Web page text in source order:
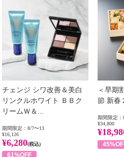
チェンジ シワ改善＆美白
リンクルホワイト ＢＢク
リームＷ＆...
期間限定：8/7〜13
¥16,126
¥6,280(税込)
61%OFF
＜早期
節 新春
期間限定：
¥34,800